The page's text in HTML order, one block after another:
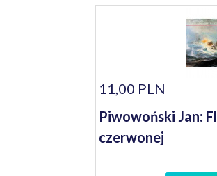
11,00 PLN
Piwowoński Jan:
czerwonej